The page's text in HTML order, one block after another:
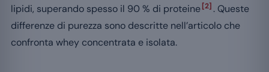
lipidi, superando spesso il 90 % di proteine[2] . Queste
differenze di purezza sono descritte nell’articolo che
confronta whey concentrata e isolata.